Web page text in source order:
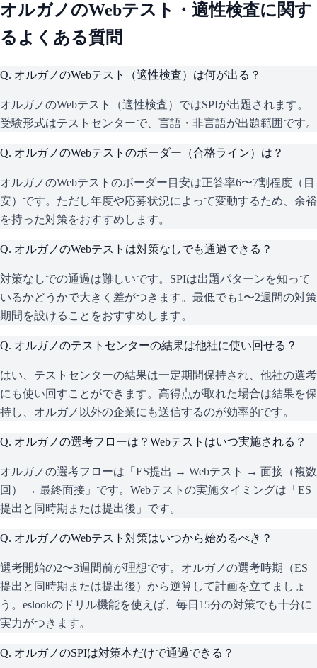
オルガノ のWebテスト・適性検査に関す
るよくある質問
Q. オルガノのWebテスト（適性検査）は何が出る？
オルガノのWebテスト（適性検査）ではSPIが出題されます。
受験形式はテストセンターで、言語・非言語が出題範囲です。
Q. オルガノのWebテストのボーダー（合格ライン）は？
オルガノのWebテストのボーダー目安は正答率6〜7割程度（目
安）です。ただし年度や応募状況によって変動するため、余裕
を持った対策をおすすめします。
Q. オルガノのWebテストは対策なしでも通過できる？
対策なしでの通過は難しいです。SPIは出題パターンを知って
いるかどうかで大きく差がつきます。最低でも1〜2週間の対策
期間を設けることをおすすめします。
Q. オルガノのテストセンターの結果は他社に使い回せる？
はい、テストセンターの結果は一定期間保持され、他社の選考
にも使い回すことができます。高得点が取れた場合は結果を保
持し、オルガノ以外の企業にも送信するのが効率的です。
Q. オルガノの選考フローは？Webテストはいつ実施される？
オルガノの選考フローは「ES提出 → Webテスト → 面接（複数
回） → 最終面接」です。Webテストの実施タイミングは「ES
提出と同時期または提出後」です。
Q. オルガノのWebテスト対策はいつから始めるべき？
選考開始の2〜3週間前が理想です。オルガノの選考時期（ES
提出と同時期または提出後）から逆算して計画を立てましょ
う。eslookのドリル機能を使えば、毎日15分の対策でも十分に
実力がつきます。
Q. オルガノのSPIは対策本だけで通過できる？